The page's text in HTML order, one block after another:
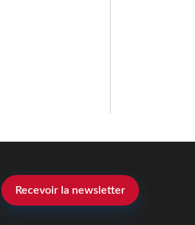
Recevoir la newsletter